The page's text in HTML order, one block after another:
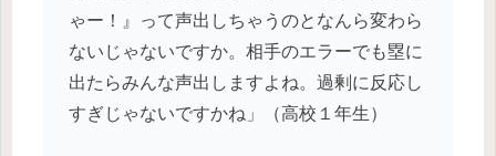
ゃー！』って声出しちゃうのとなんら変わら
ないじゃないですか。相手のエラーでも塁に
出たらみんな声出しますよね。過剰に反応し
すぎじゃないですかね」（高校１年生）